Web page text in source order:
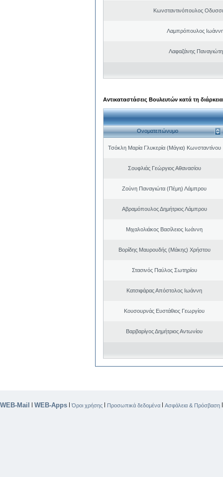
Κωνσταντινόπουλος
Λαμπρόπουλος
Λαφαζάνης
Αντικαταστάσεις Βουλευτών κατά τη
Ονοματεπώνυμο
Τσόκλη Μαρία Γλυκερία (Μάγια) Κωνσταντίνου
Σουφλιάς Γεώργιος Αθανασίου
Ζούνη Παναγιώτα (Πέμη) Λάμπρου
Αβραμόπουλος Δημήτριος Λάμπρου
Μιχαλολιάκος Βασίλειος Ιωάννη
Βορίδης Μαυρουδής (Μάκης) Χρήστου
Στασινός Παύλος Σωτηρίου
Κατσιφάρας Απόστολος Ιωάννη
Κουσουρνάς Ευστάθιος Γεωργίου
Βαρβαρίγος Δημήτριος Αντωνίου
WEB-Mail | WEB-Apps |Όροι χρήσης | Προσωπικά δεδομένα | Ασφάλεια & Πρόσβαση